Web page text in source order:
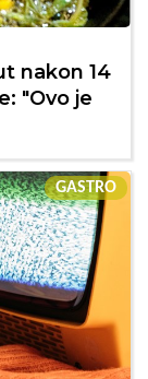
nakon 14
"Ovo je
GASTRO